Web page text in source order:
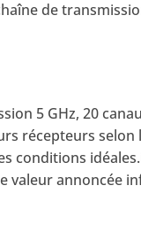
de
5 GHz, 20
récepteurs selon
conditions
valeur annoncée